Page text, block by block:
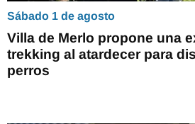
Sábado 1 de agosto
Villa de Merlo propone una
trekking al atardecer para
perros